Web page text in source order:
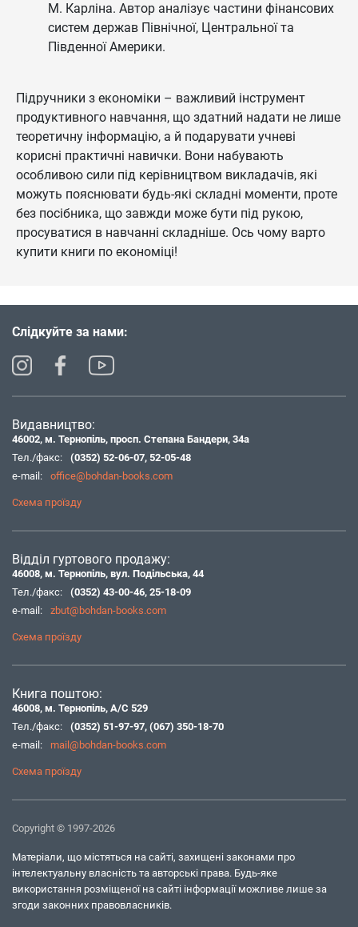
М. Карліна. Автор аналізує частини фінансових
систем держав Північної, Центральної та
Південної Америки.
Підручники з економіки – важливий інструмент
продуктивного навчання, що здатний надати не лише
теоретичну інформацію, а й подарувати учневі
корисні практичні навички. Вони набувають
особливою сили під керівництвом викладачів, які
можуть пояснювати будь-які складні моменти, проте
без посібника, що завжди може бути під рукою,
просуватися в навчанні складніше. Ось чому варто
купити книги по економіці!
Слідкуйте за нами:
Видавництво:
46002, м. Тернопіль, просп. Степана Бандери, 34а
Тел./факс:
(0352) 52-06-07, 52-05-48
e-mail:
office@bohdan-books.com
Схема проїзду
Відділ гуртового продажу:
46008, м. Тернопіль, вул. Подільська, 44
Тел./факс:
(0352) 43-00-46, 25-18-09
e-mail:
zbut@bohdan-books.com
Схема проїзду
Книга поштою:
46008, м. Тернопіль, А/С 529
Тел./факс:
(0352) 51-97-97, (067) 350-18-70
e-mail:
mail@bohdan-books.com
Схема проїзду
Copyright © 1997-2026
Матеріали, що містяться на сайті, захищені законами про
інтелектуальну власність та авторські права. Будь-яке
використання розміщеної на сайті інформації можливе лише за
згоди законних правовласників.